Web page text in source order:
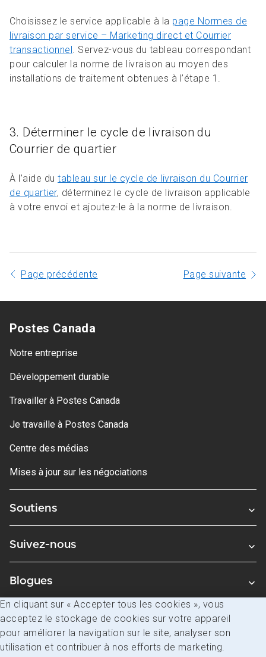
Choisissez le service applicable à la page Normes de
livraison par service – Marketing direct et Courrier
transactionnel . Servez-vous du tableau correspondant
pour calculer la norme de livraison au moyen des
installations de traitement obtenues à l’étape 1.
3. Déterminer le cycle de livraison du
Courrier de quartier
À l’aide du tableau sur le cycle de livraison du Courrier
de quartier, déterminez le cycle de livraison applicable
à votre envoi et ajoutez-le à la norme de livraison.
Page précédente Page suivante
Postes Canada
Notre entreprise
Développement durable
Travailler à Postes Canada
Je travaille à Postes Canada
Centre des médias
Mises à jour sur les négociations
Soutiens
Suivez-nous
Blogues
Avis juridiques
Confidentialité
En cliquant sur « Accepter tous les cookies », vous
acceptez le stockage de cookies sur votre appareil
pour améliorer la navigation sur le site, analyser son
utilisation et contribuer à nos efforts de marketing.